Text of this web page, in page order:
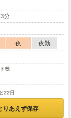
分
夜
夜勤
校
22日
りあえず保存